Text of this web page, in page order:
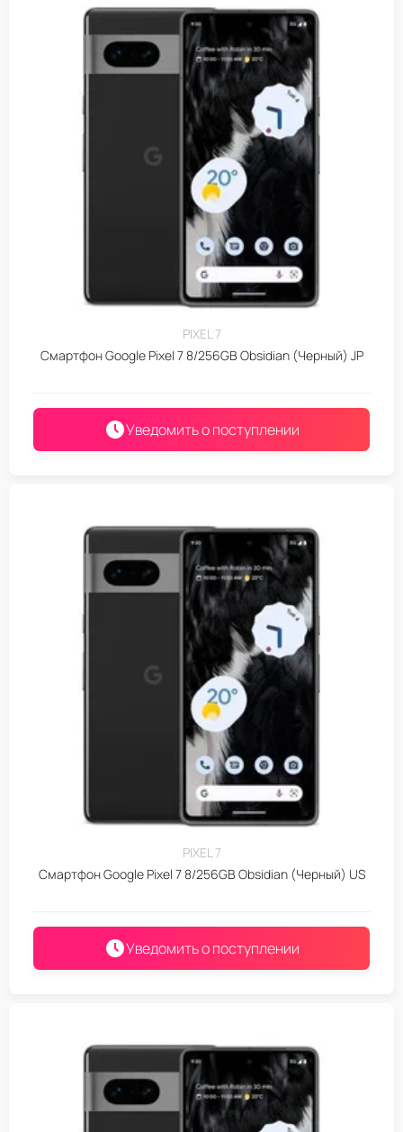
PIXEL 7
Смартфон Google Pixel 7 8/256GB Obsidian (Черный) JP
Уведомить о поступлении
PIXEL 7
Смартфон Google Pixel 7 8/256GB Obsidian (Черный) US
Уведомить о поступлении